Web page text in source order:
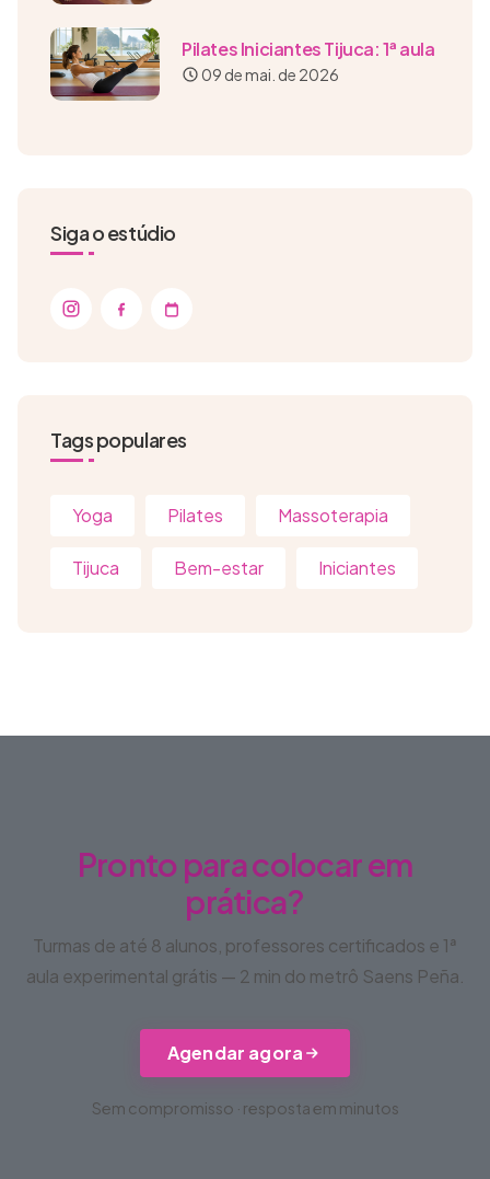
Pilates Iniciantes Tijuca: 1ª aula
09 de mai. de 2026
Siga o estúdio
Tags populares
Yoga Pilates Massoterapia
Tijuca Bem-estar Iniciantes
Pronto para colocar em
prática?
Turmas de até 8 alunos, professores certificados e 1ª
aula experimental grátis — 2 min do metrô Saens Peña.
Agendar agora
Sem compromisso · resposta em minutos